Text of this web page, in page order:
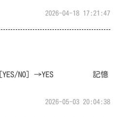
2026-04-18 17:21:47
？[YES/NO] →YES 記憶
2026-05-03 20:04:38